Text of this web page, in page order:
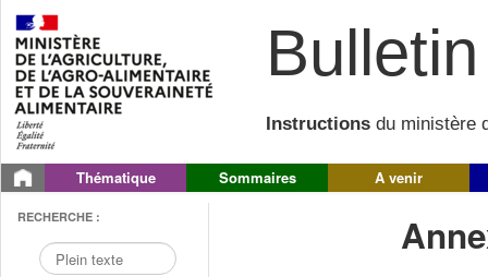
Instructions du ministère
Thématique Sommaires A venir
RECHERCHE :